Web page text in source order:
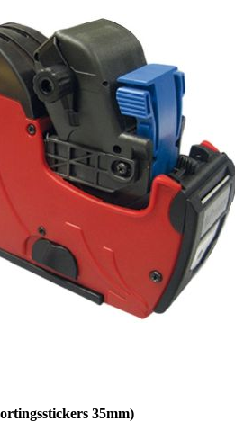
35mm)